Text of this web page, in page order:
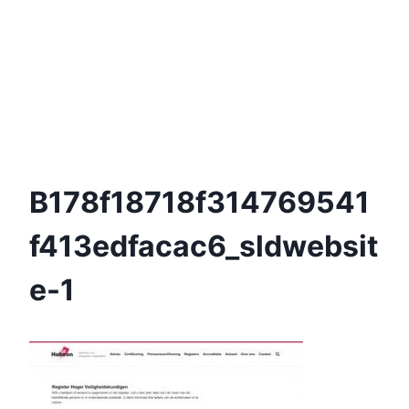
B178f18718f314769541
F413edfacac6_sldwebsit
E-1